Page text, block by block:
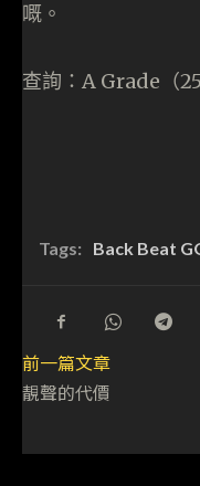
嘅。
查詢：A Grade（
Tags: Back Beat
前一篇文章
靚聲的代價